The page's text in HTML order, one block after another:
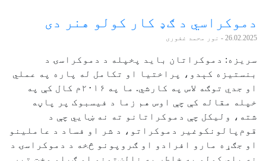
دموکراسي د ګډ کار کولو هنر دی
26.02.2025 - نور محمد غفوری
سریزه: دموکراتان باید پخپله د دموکراسۍ د
بنستیزه کېدو، پراختیا او تکامل له پاره په عملي
او جدي توګه لاس په کارشي. ما په ۲۰۱۶م کال کې په
خپله مقاله کې چې اوس هم زما د فیسبوک پر پاڼه
شته، ولیکل چې دموکراتانو ته نه ښايي چې د
قوم‌پالونکوغیر دموکراتو، د شر او فساد د عاملینو
او جګړه مارو افرادو او ګروپونو څخه د دموکراسۍ د